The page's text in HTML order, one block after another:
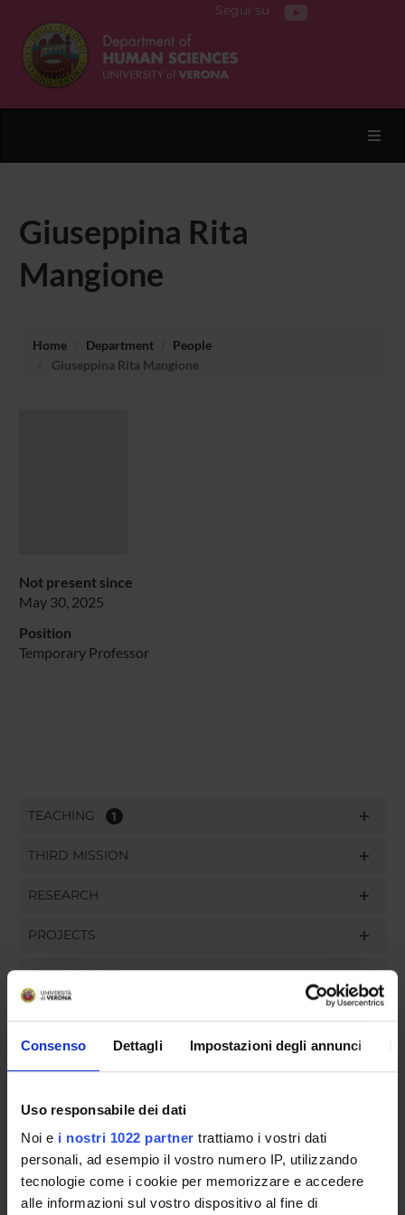
Consenso Dettagli Impostazioni degli annunci
Uso responsabile dei dati
Noi e i nostri 1022 partner trattiamo i vostri dati
personali, ad esempio il vostro numero IP, utilizzando
tecnologie come i cookie per memorizzare e accedere
alle informazioni sul vostro dispositivo al fine di
Segui su
Giuseppina Rita
Mangione
Home Department
People
Giuseppina Rita Mangione
Not present since
May 30, 2025
Position
Temporary Professor
TEACHING 1
THIRD MISSION
RESEARCH
PROJECTS
ASSIGNMENTS
ORGANISATION
GOVERNANCE
COMMITTEES
DEPARTMENT ADMINISTRATION OFFICES